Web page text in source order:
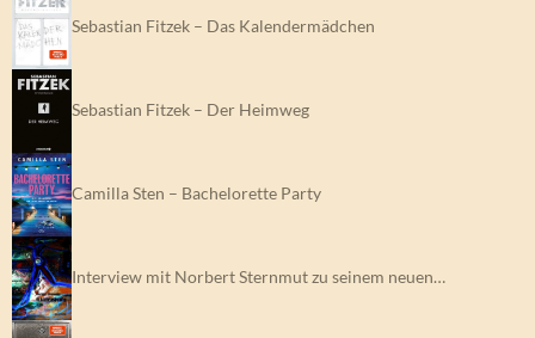
Sebastian Fitzek – Das Kalendermädchen
Sebastian Fitzek – Der Heimweg
Camilla Sten – Bachelorette Party
Interview mit Norbert Sternmut zu seinem neuen…